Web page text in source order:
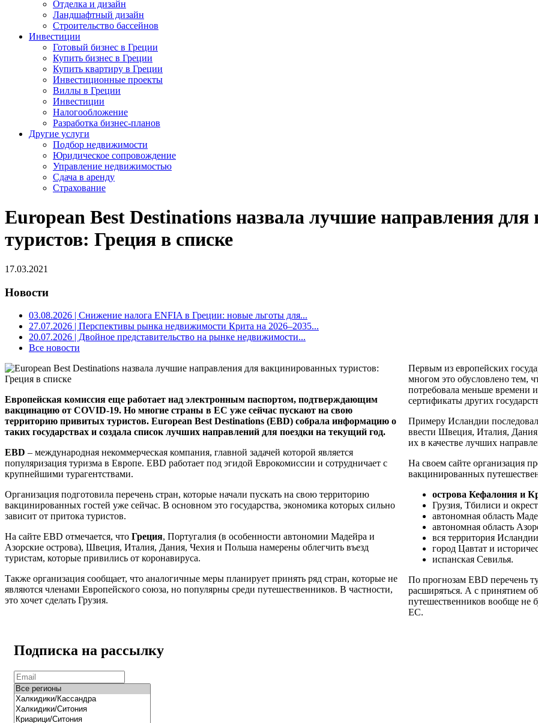
Отделка и дизайн
Ландшафтный дизайн
Строительство бассейнов
Инвестиции
Готовый бизнес в Греции
Купить бизнес в Греции
Купить квартиру в Греции
Инвестиционные проекты
Виллы в Греции
Инвестиции
Налогообложение
Разработка бизнес-планов
Другие услуги
Подбор недвижимости
Юридическое сопровождение
Управление недвижимостью
Сдача в аренду
Страхование
European Best Destinations назвала лучшие направления
туристов: Греция в списке
17.03.2021
Новости
03.08.2026 | Снижение налога ENFIA в Греции: новые льготы для...
27.07.2026 | Перспективы рынка недвижимости Крита на 2026–2035...
20.07.2026 | Двойное представительство на рынке недвижимости...
Все новости
Европейская комиссия еще работает над электронным паспортом, подтверждающим
вакцинацию от COVID-19. Но многие страны в ЕС уже сейчас пускают на свою
территорию привитых туристов. European Best Destinations (EBD) собрала информацию о
таких государствах и создала список лучших направлений для поездки на текущий год.
EBD – международная некоммерческая компания, главной задачей которой является
популяризация туризма в Европе. EBD работает под эгидой Еврокомиссии и сотрудничает с
крупнейшими турагентствами.
Организация подготовила перечень стран, которые начали пускать на свою территорию
вакцинированных гостей уже сейчас. В основном это государства, экономика которых сильно
зависит от притока туристов.
На сайте EBD отмечается, что Греция, Португалия (в особенности автономии Мадейра и
Азорские острова), Швеция, Италия, Дания, Чехия и Польша намерены облегчить въезд
туристам, которые привились от коронавируса.
Также организация сообщает, что аналогичные меры планирует принять ряд стран, которые не
являются членами Европейского союза, но популярны среди путешественников. В частности,
это хочет сделать Грузия.
Первым из европейских
многом это обусловлено тем,
потребовала меньше времени
сертификаты других
Примеру Исландии
ввести Швеция, Италия,
их в качестве лучших
На своем сайте организация
вакцинированных
острова Кефалония и
Грузия, Тбилиси и
автономная область
автономная область
вся территория
город Цавтат и
испанская Севилья.
По прогнозам EBD перечень
расширяться. А с принятием
путешественников вообще не
ЕС.
Подписка на рассылку